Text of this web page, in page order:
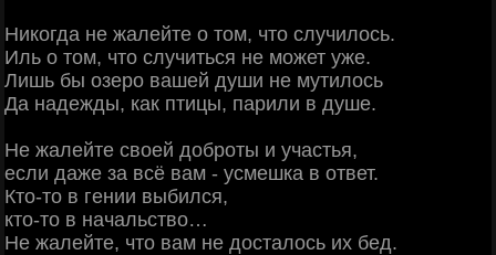
Никогда не жалейте о том, что случилось.
Иль о том, что случиться не может уже.
Лишь бы озеро вашей души не мутилось
Да надежды, как птицы, парили в душе.
Не жалейте своей доброты и участья,
если даже за всё вам - усмешка в ответ.
Кто-то в гении выбился,
кто-то в начальство…
Не жалейте, что вам не досталось их бед.